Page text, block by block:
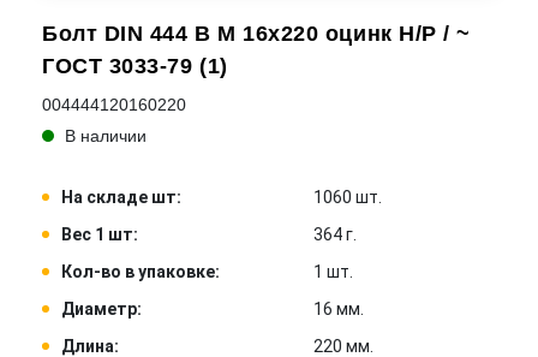
Болт DIN 444 B M 16x220 оцинк Н/Р / ~
ГОСТ 3033-79 (1)
004444120160220
В наличии
На складе шт:
1060 шт.
Вес 1 шт:
364 г.
Кол-во в упаковке:
1 шт.
Диаметр:
16 мм.
Длина:
220 мм.